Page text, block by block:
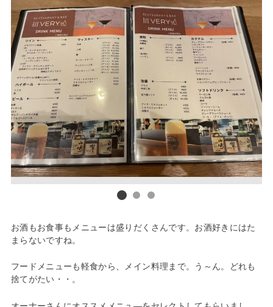
お酒もお食事もメニューは盛りだくさんです。お酒好きにはた
まらないですね。
フードメニューも軽食から、メイン料理まで。う～ん。どれも
捨てがたい・・。